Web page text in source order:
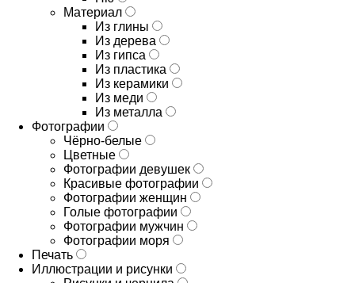
Материал
Из глины
Из дерева
Из гипса
Из пластика
Из керамики
Из меди
Из металла
Фотографии
Чёрно-белые
Цветные
Фотографии девушек
Красивые фотографии
Фотографии женщин
Голые фотографии
Фотографии мужчин
Фотографии моря
Печать
Иллюстрации и рисунки